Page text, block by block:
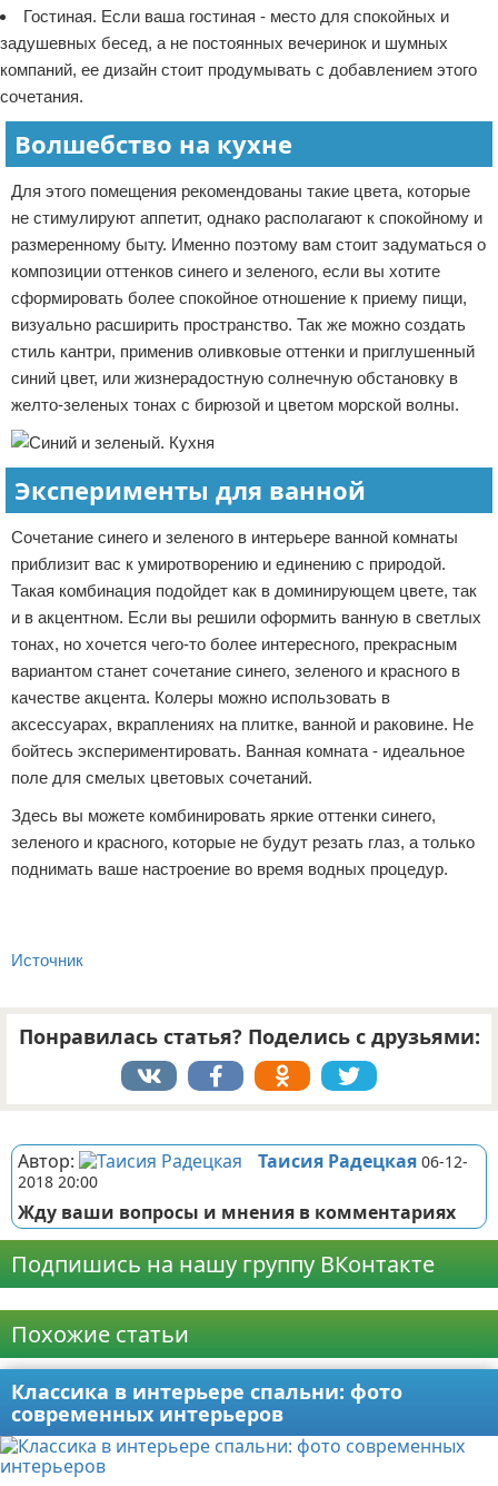
Гостиная. Если ваша гостиная - место для спокойных и
задушевных бесед, а не постоянных вечеринок и шумных
компаний, ее дизайн стоит продумывать с добавлением этого
сочетания.
Волшебство на кухне
Для этого помещения рекомендованы такие цвета, которые
не стимулируют аппетит, однако располагают к спокойному и
размеренному быту. Именно поэтому вам стоит задуматься о
композиции оттенков синего и зеленого, если вы хотите
сформировать более спокойное отношение к приему пищи,
визуально расширить пространство. Так же можно создать
стиль кантри, применив оливковые оттенки и приглушенный
синий цвет, или жизнерадостную солнечную обстановку в
желто-зеленых тонах с бирюзой и цветом морской волны.
Эксперименты для ванной
Сочетание синего и зеленого в интерьере ванной комнаты
приблизит вас к умиротворению и единению с природой.
Такая комбинация подойдет как в доминирующем цвете, так
и в акцентном. Если вы решили оформить ванную в светлых
тонах, но хочется чего-то более интересного, прекрасным
вариантом станет сочетание синего, зеленого и красного в
качестве акцента. Колеры можно использовать в
аксессуарах, вкраплениях на плитке, ванной и раковине. Не
бойтесь экспериментировать. Ванная комната - идеальное
поле для смелых цветовых сочетаний.
Здесь вы можете комбинировать яркие оттенки синего,
зеленого и красного, которые не будут резать глаз, а только
поднимать ваше настроение во время водных процедур.
Источник
Понравилась статья? Поделись с друзьями:
Автор: Таисия Радецкая 06-12-
2018 20:00
Жду ваши вопросы и мнения в комментариях
Подпишись на нашу группу ВКонтакте
Похожие статьи
Классика в интерьере спальни: фото
современных интерьеров